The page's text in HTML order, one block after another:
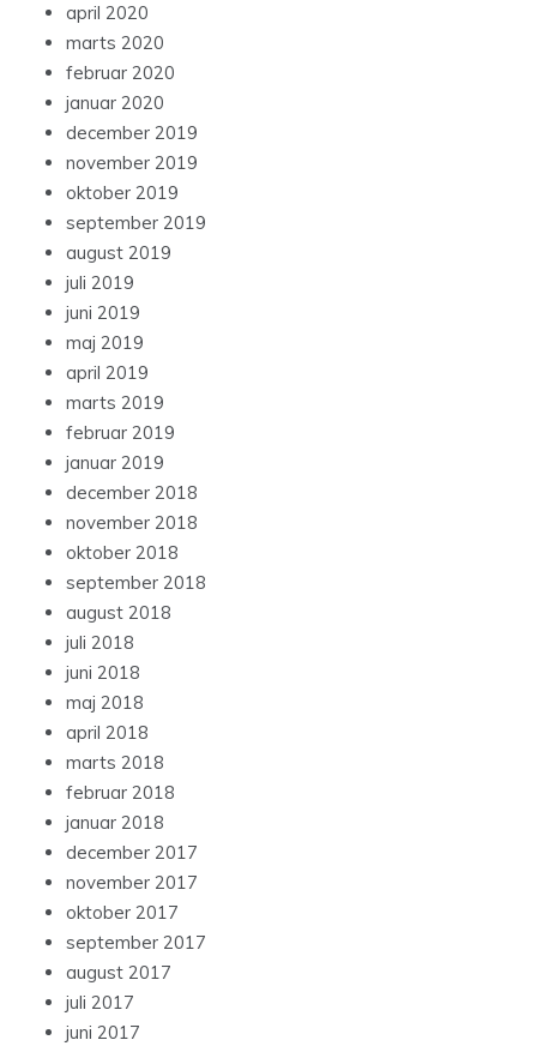
april 2020
marts 2020
februar 2020
januar 2020
december 2019
november 2019
oktober 2019
september 2019
august 2019
juli 2019
juni 2019
maj 2019
april 2019
marts 2019
februar 2019
januar 2019
december 2018
november 2018
oktober 2018
september 2018
august 2018
juli 2018
juni 2018
maj 2018
april 2018
marts 2018
februar 2018
januar 2018
december 2017
november 2017
oktober 2017
september 2017
august 2017
juli 2017
juni 2017